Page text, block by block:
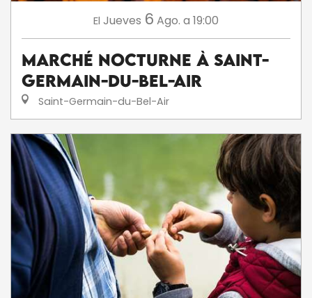
El Jueves 6 Ago. a 19:00
Marché nocturne à Saint-
Germain-du-Bel-Air
Saint-Germain-du-Bel-Air